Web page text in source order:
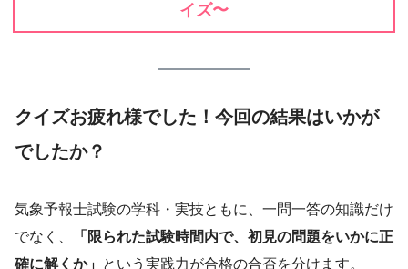
イズ〜
クイズお疲れ様でした！今回の結果はいかが
でしたか？
気象予報士試験の学科・実技ともに、一問一答の知識だけ
でなく、
「限られた試験時間内で、初見の問題をいかに正
確に解くか」 という実践力が合格の合否を分けます。